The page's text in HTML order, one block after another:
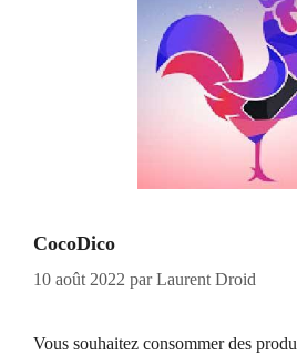
CocoDico
10 août 2022 parLaurent Droid
Vous souhaitez consommer des